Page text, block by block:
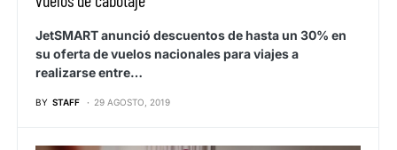
JetSMART anunció descuentos de hasta un 30% en
su oferta de vuelos nacionales para viajes a
realizarse entre…
BY STAFF 29 AGOSTO, 2019